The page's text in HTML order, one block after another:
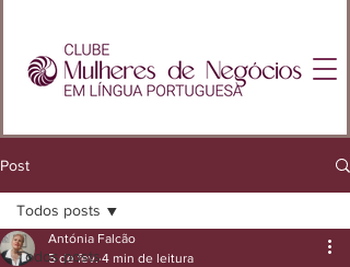
Post
Todos posts
Todos posts
Antónia Falcão
5 de fev. 4 min de leitura